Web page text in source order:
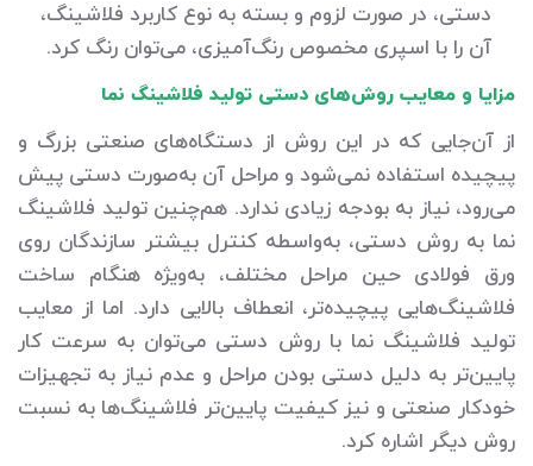
دستی، در صورت لزوم و بسته به نوع کاربرد فلاشینگ،
آن را با اسپری مخصوص رنگ‌آمیزی، می‌توان رنگ کرد.
مزایا و معایب روش‌های دستی تولید فلاشینگ نما
از آن‌جایی که در این روش از دستگاه‌های صنعتی بزرگ و
پیچیده استفاده نمی‌شود و مراحل آن به‌صورت دستی پیش
می‌رود، نیاز به بودجه زیادی ندارد. هم‌چنین تولید فلاشینگ
نما به روش دستی، به‌واسطه کنترل بیشتر سازندگان روی
ورق فولادی حین مراحل مختلف، به‌ویژه هنگام ساخت
فلاشینگ‌هایی پیچیده‌تر، انعطاف بالایی دارد. اما از معایب
تولید فلاشینگ نما با روش دستی می‌توان به سرعت کار
پایین‌تر به دلیل دستی بودن مراحل و عدم نیاز به تجهیزات
خودکار صنعتی و نیز کیفیت پایین‌تر فلاشینگ‌ها به نسبت
روش دیگر اشاره کرد.